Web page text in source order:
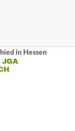
in Hessen
JGA